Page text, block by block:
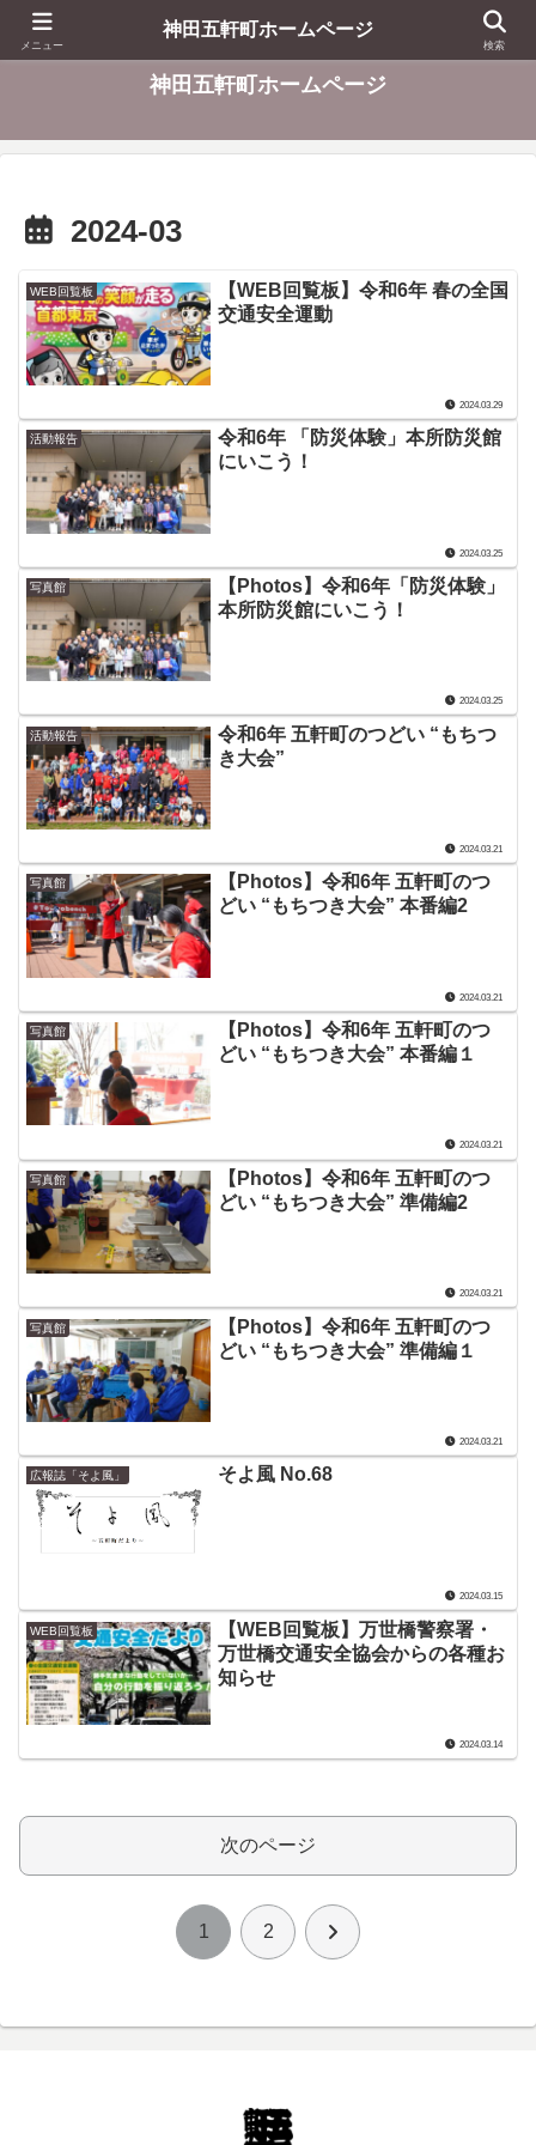
東京都千代田区
神田五軒町ホームページ
2024-03
WEB回覧板
【WEB回覧板】令和6年 春の全国
交通安全運動
2024.03.29
活動報告
令和6年 「防災体験」本所防災館
にいこう！
2024.03.25
写真館
【Photos】令和6年「防災体験」
本所防災館にいこう！
2024.03.25
活動報告
令和6年 五軒町のつどい “もちつ
き大会”
2024.03.21
写真館
【Photos】令和6年 五軒町のつ
どい “もちつき大会” 本番編2
2024.03.21
写真館
【Photos】令和6年 五軒町のつ
どい “もちつき大会” 本番編１
2024.03.21
写真館
【Photos】令和6年 五軒町のつ
どい “もちつき大会” 準備編2
2024.03.21
写真館
【Photos】令和6年 五軒町のつ
どい “もちつき大会” 準備編１
2024.03.21
広報誌「そよ風」 そよ風 No.68
2024.03.15
WEB回覧板
【WEB回覧板】万世橋警察署・
万世橋交通安全協会からの各種お
知らせ
2024.03.14
次のページ
1 2 次
メニュー
神田五軒町ホームページ
検索